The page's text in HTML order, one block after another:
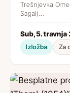
Trešnjevka
Sagal)…
Sub, 5. travnja·
Izložba Za